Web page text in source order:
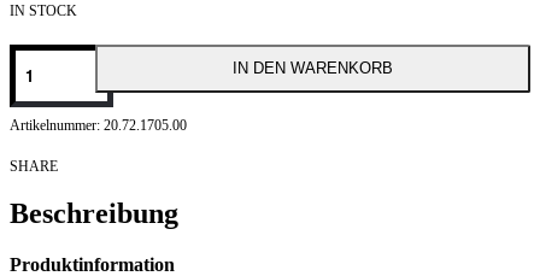
IN STOCK
Cilek
Rustic
White
Basebett
cm
IN DEN WARENKORB
20.72.1705.00
SHARE
Beschreibung
Produktinformation